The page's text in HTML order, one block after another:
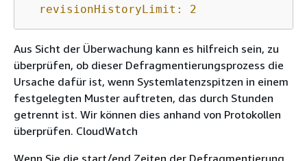
revisionHistoryLimit:
2
Aus Sicht der Überwachung kann es hilfreich sein, zu
überprüfen, ob dieser Defragmentierungsprozess die
Ursache dafür ist, wenn Systemlatenzspitzen in einem
festgelegten Muster auftreten, das durch Stunden
getrennt ist. Wir können dies anhand von Protokollen
überprüfen. CloudWatch
Wenn Sie die start/end Zeiten der Defragmentierung